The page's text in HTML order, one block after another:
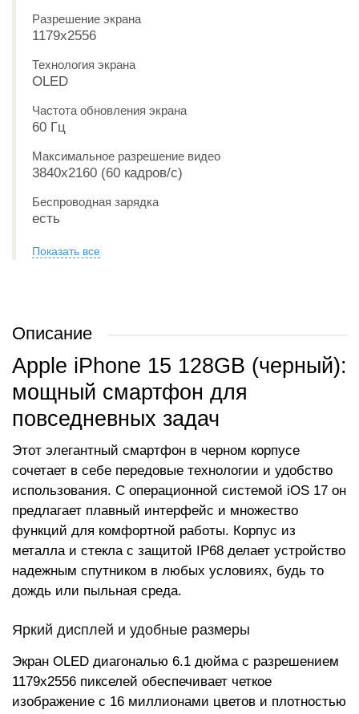
Разрешение экрана
1179x2556
Технология экрана
OLED
Частота обновления экрана
60 Гц
Максимальное разрешение видео
3840x2160 (60 кадров/с)
Беспроводная зарядка
есть
Показать все
Описание
Apple iPhone 15 128GB (черный):
мощный смартфон для
повседневных задач
Этот элегантный смартфон в черном корпусе
сочетает в себе передовые технологии и удобство
использования. С операционной системой iOS 17 он
предлагает плавный интерфейс и множество
функций для комфортной работы. Корпус из
металла и стекла с защитой IP68 делает устройство
надежным спутником в любых условиях, будь то
дождь или пыльная среда.
Яркий дисплей и удобные размеры
Экран OLED диагональю 6.1 дюйма с разрешением
1179x2556 пикселей обеспечивает четкое
изображение с 16 миллионами цветов и плотностью